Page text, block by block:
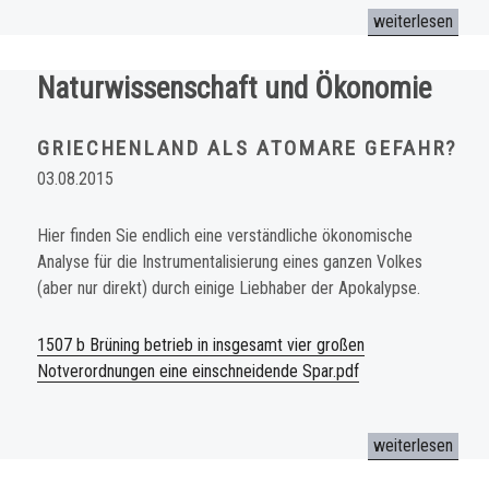
„Historische
weiterlesen
Naturwissenschaft und Ökonomie
GRIECHENLAND ALS ATOMARE GEFAHR?
03.08.2015
Hier finden Sie endlich eine verständliche ökonomische
Analyse für die Instrumentalisierung eines ganzen Volkes
(aber nur direkt) durch einige Liebhaber der Apokalypse.
1507 b Brüning betrieb in insgesamt vier großen
Notverordnungen eine einschneidende Spar.pdf
weiterlesen